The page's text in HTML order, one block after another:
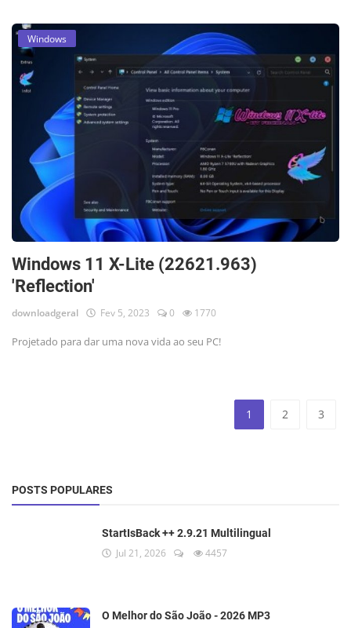
Windows
Windows 11 X-Lite (22621.963)
'Reflection'
downloadgeral Fev 5, 2023 0 1770
Projetado para dar uma nova vida ao seu PC!
1 2 3
POSTS POPULARES
StartIsBack ++ 2.9.21 Multilingual
Jul 21, 2026 4457
O Melhor do São João - 2026 MP3